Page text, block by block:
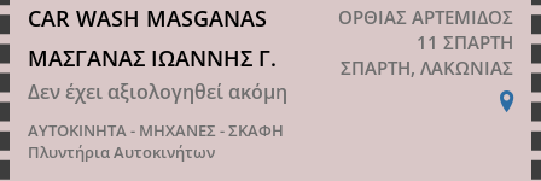
CAR WASH MASGANAS
ΜΑΣΓΑΝΑΣ ΙΩΑΝΝΗΣ Γ.
Δεν έχει αξιολογηθεί ακόμη
ΑΥΤΟΚΙΝΗΤΑ - ΜΗΧΑΝΕΣ - ΣΚΑΦΗ
Πλυντήρια Αυτοκινήτων
ΟΡΘΙΑΣ ΑΡΤΕΜΙΔΟΣ
11 ΣΠΑΡΤΗ
ΣΠΑΡΤΗ, ΛΑΚΩΝΙΑΣ